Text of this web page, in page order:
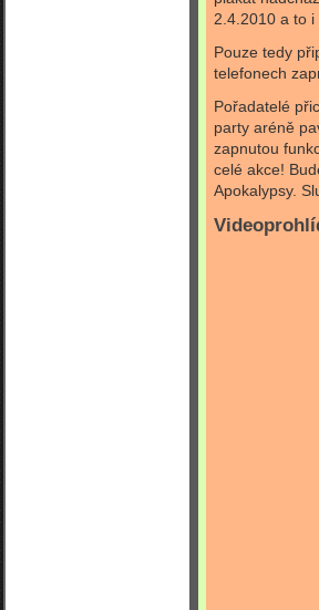
2.4.2010 a to
Pouze tedy
telefonech
Pořadatelé
party aréně
zapnutou
celé akce!
Apokalypsy.